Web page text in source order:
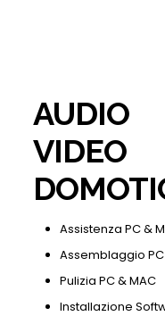
AUDIO
VIDEO
Assistenza PC &
Assemblaggio PC
Pulizia PC & MAC
Installazione